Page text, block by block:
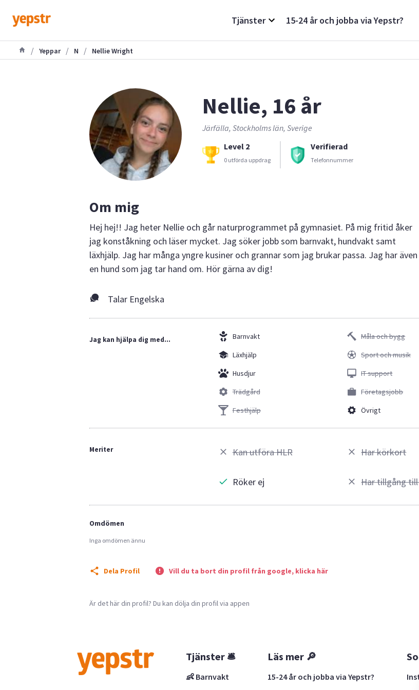
Tjänster 15-24 år och jobba via Yepstr?
/ Yeppar / N / Nellie Wright
Nellie, 16 år
Järfälla, Stockholms län, Sverige
Level 2
0 utförda uppdrag
Verifierad
Telefonnummer
Om mig
Hej hej!! Jag heter Nellie och går naturprogrammet på gymnasiet. På mig fritid åker
jag konståkning och läser mycket. Jag söker jobb som barnvakt, hundvakt samt
läxhjälp. Jag har många yngre kusiner och grannar som jag brukar passa. Jag har även
en hund som jag tar hand om. Hör gärna av dig!
Talar Engelska
Jag kan hjälpa dig med...
Barnvakt
Läxhjälp
Husdjur
Trädgård
Festhjälp
Måla och bygg
Sport och musik
IT support
Företagsjobb
Övrigt
Meriter Kan utföra HLR
Röker ej
Har körkort
Har tillgång
Omdömen
Inga omdömen ännu
Dela Profil Vill du ta bort din profil från google, klicka här
Är det här din profil? Du kan dölja din profil via appen
Tjänster 🛎
👶 Barnvakt
Läs mer 🔎
15-24 år och jobba via Yepstr?